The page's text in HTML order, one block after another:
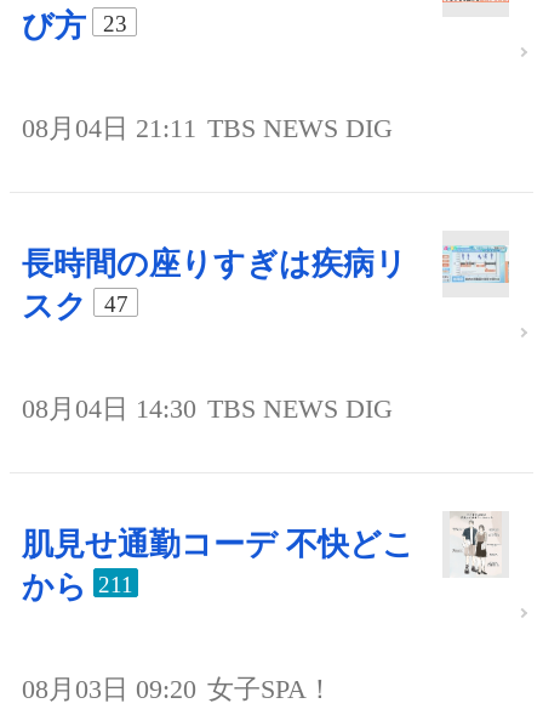
び方
23
08月04日 21:11 TBS NEWS DIG
長時間の座りすぎは疾病リ
スク
47
08月04日 14:30 TBS NEWS DIG
肌見せ通勤コーデ 不快どこ
から
211
08月03日 09:20 女子SPA！